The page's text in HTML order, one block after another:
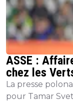
ASSE :
chez les
La presse
pour Tamar